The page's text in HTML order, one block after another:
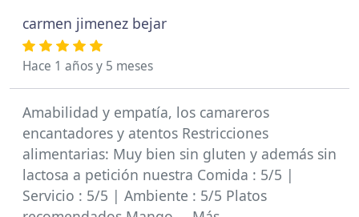
carmen jimenez bejar
Hace 1 años y 5 meses
Amabilidad y empatía, los camareros
encantadores y atentos Restricciones
alimentarias: Muy bien sin gluten y además sin
lactosa a petición nuestra Comida : 5/5 |
Servicio : 5/5 | Ambiente : 5/5 Platos